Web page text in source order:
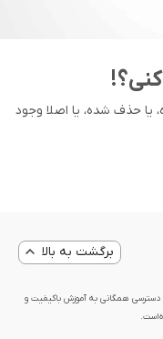
حذف شده، یا اصلا وجود
برگشت به بالا
دسترسی همگانی به آموزش باکیفیت و